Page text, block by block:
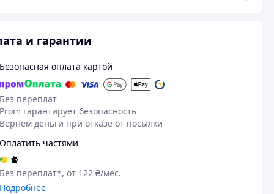
и гарантии
Безопасная оплата картой
Без переплат
Prom гарантирует безопасность
Вернем деньги при отказе от посылки
Оплатить частями
Без переплат*, от 122 ₴/мес.
Подробнее